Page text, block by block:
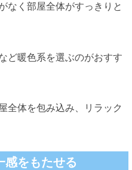
なく部屋全体がすっきりと
ど暖色系を選ぶのがおすす
全体を包み込み、リラック
感をもたせる